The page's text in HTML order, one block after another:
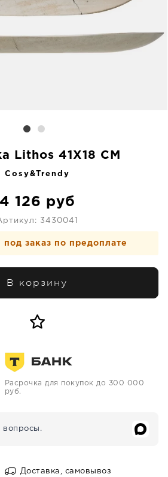
Lithos 41X18 CM
Cosy&Trendy
4 126 руб
3430041
под заказ по предоплате
В корзину
Расрочка для покупок до 300 000
руб.
вопросы.
Доставка, самовывоз